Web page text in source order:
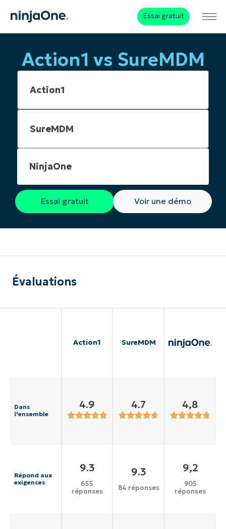
Essai gratuit
Action1 vs SureMDM
NinjaOne
Essai gratuit Voir une démo
Évaluations
Action1 SureMDM
Dans
l'ensemble
4.9 4.7 4,8
Répond aux
exigences
9.3
655
réponses
9.3
84 réponses
9,2
905
réponses